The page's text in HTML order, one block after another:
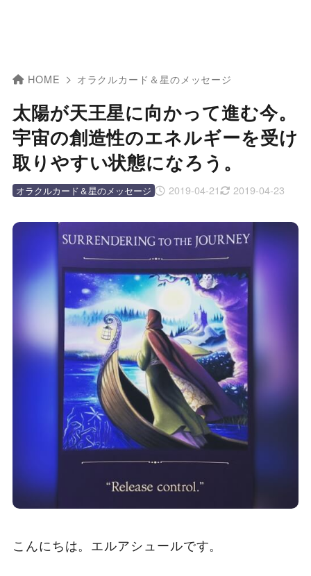
HOME オラクルカード＆星のメッセージ
太陽が天王星に向かって進む今。
宇宙の創造性のエネルギーを受け
取りやすい状態になろう。
2019-04-21 2019-04-23
オラクルカード＆星のメッセージ
こんにちは。エルアシュールです。